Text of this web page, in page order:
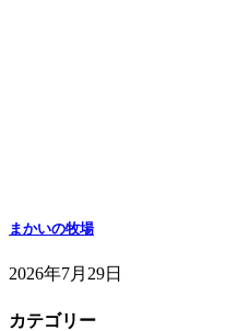
まかいの牧場
2026年7月29日
カテゴリー